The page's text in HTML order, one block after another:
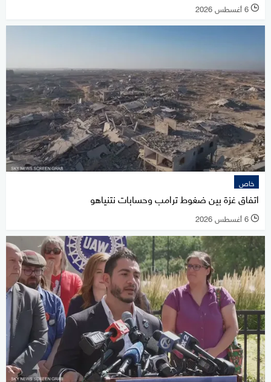
l 6 أغسطس 2026
خاص
اتفاق غزة بين ضغوط ترامب وحسابات نتنياهو
l 6 أغسطس 2026